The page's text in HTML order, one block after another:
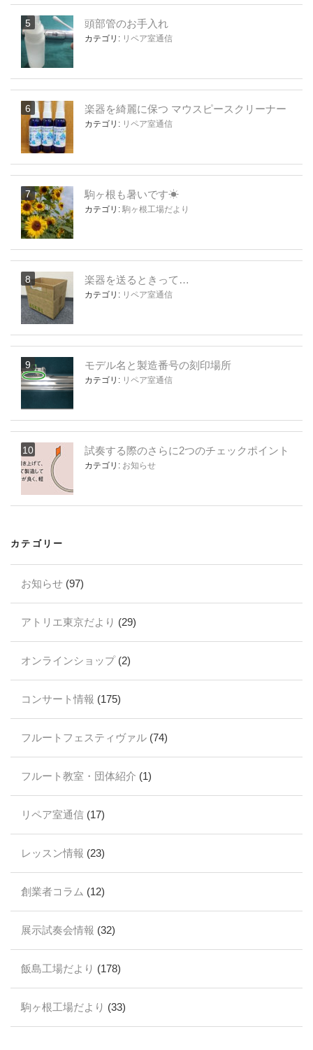
頭部管のお手入れ
カテゴリ: リペア室通信
楽器を綺麗に保つ マウスピースクリーナー
カテゴリ: リペア室通信
駒ヶ根も暑いです☀
カテゴリ: 駒ヶ根工場だより
楽器を送るときって…
カテゴリ: リペア室通信
モデル名と製造番号の刻印場所
カテゴリ: リペア室通信
試奏する際のさらに2つのチェックポイント
カテゴリ: お知らせ
カテゴリー
お知らせ (97)
アトリエ東京だより (29)
オンラインショップ(2)
コンサート情報 (175)
フルートフェスティヴァル (74)
フルート教室・団体紹介 (1)
リペア室通信 (17)
レッスン情報 (23)
創業者コラム (12)
展示試奏会情報 (32)
飯島工場だより (178)
駒ヶ根工場だより (33)